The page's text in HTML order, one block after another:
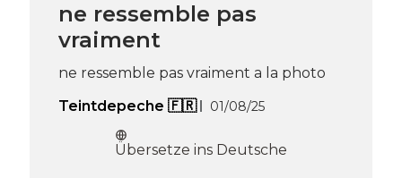
am
05
ne ressemble pas
vraiment
ne ressemble pas vraiment a la photo
Teintdepeche 🇫🇷
01/08/25
Übersetze ins Deutsche